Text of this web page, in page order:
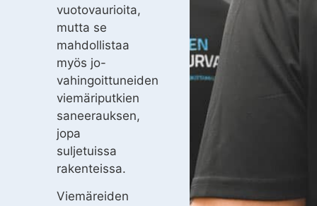
vuotovaurioita,
mutta se
mahdollistaa
myös jo-
vahingoittuneiden
viemäriputkien
saneerauksen,
jopa
suljetuissa
rakenteissa.
Viemäreiden